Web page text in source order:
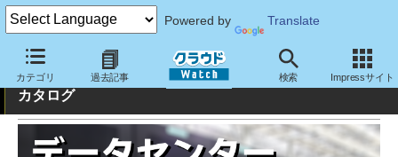
Powered by Translate
カテゴリ 過去記事 検索 Impressサイト
クラウド&データセンター完全ガイド：データセンター
カタログ